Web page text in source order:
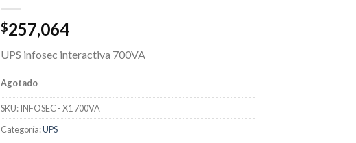
$257,064
UPS infosec interactiva 700VA
Agotado
SKU:INFOSEC - X1 700VA
Categoría:UPS